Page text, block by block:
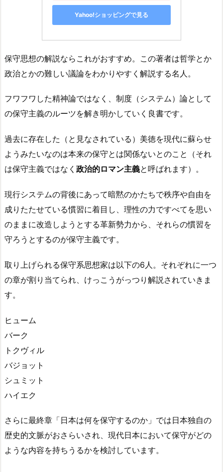
Yahoo!ショッピングで見る
保守思想の解説ならこれがおすすめ。この著者は哲学とか
政治とかの難しい議論をわかりやすく解説する名人。
フワフワした精神論ではなく、制度（システム）論として
の保守主義のルーツを解き明かしていく良書です。
過去に存在した（と見なされている）美徳を現代に蘇らせ
ようみたいなのは本来の保守とは関係ないとのこと（それ
は保守主義ではなく 政治的ロマン主義と呼ばれます）。
現行システムの背後にあって暗黙のかたちで秩序や自由を
成りたたせている慣習に着目し、理性の力ですべてを思い
のままに改造しようとする革新勢力から、それらの慣習を
守ろうとするのが保守主義です。
取り上げられる保守系思想家は以下の6人。それぞれに一つ
の章が割り当てられ、けっこうがっつり解説されていきま
す。
ヒューム
バーク
トクヴィル
バジョット
シュミット
ハイエク
さらに最終章「日本は何を保守するのか」では日本独自の
歴史的文脈がおさらいされ、現代日本において保守がどの
ような内容を持ちうるかを検討しています。